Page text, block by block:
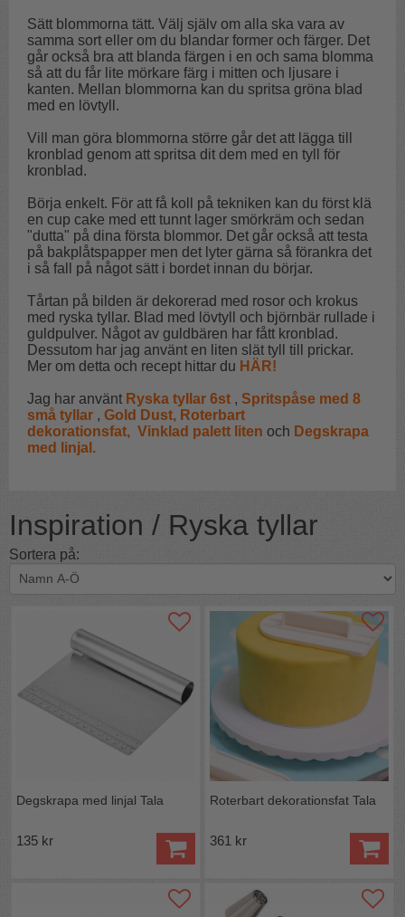
Sätt blommorna tätt. Välj själv om alla ska vara av
samma sort eller om du blandar former och färger. Det
går också bra att blanda färgen i en och sama blomma
så att du får lite mörkare färg i mitten och ljusare i
kanten. Mellan blommorna kan du spritsa gröna blad
med en lövtyll.
Vill man göra blommorna större går det att lägga till
kronblad genom att spritsa dit dem med en tyll för
kronblad.
Börja enkelt. För att få koll på tekniken kan du först klä
en cup cake med ett tunnt lager smörkräm och sedan
"dutta" på dina första blommor. Det går också att testa
på bakplåtspapper men det lyter gärna så förankra det
i så fall på något sätt i bordet innan du börjar.
Tårtan på bilden är dekorerad med rosor och krokus
med ryska tyllar. Blad med lövtyll och björnbär rullade i
guldpulver. Något av guldbären har fått kronblad.
Dessutom har jag använt en liten slät tyll till prickar.
Mer om detta och recept hittar du HÄR!
Jag har använt Ryska tyllar 6st , Spritspåse med 8
små tyllar , Gold Dust, Roterbart
dekorationsfat, Vinklad palett liten och Degskrapa
med linjal .
Inspiration / Ryska tyllar
Sortera på:
Degskrapa med linjal Tala
135 kr
Roterbart dekorationsfat Tala
361 kr